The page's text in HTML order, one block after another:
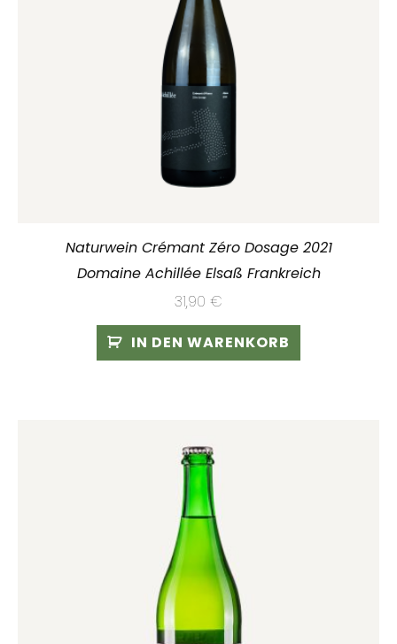
Naturwein Crémant Zéro Dosage 2021
Domaine Achillée Elsaß Frankreich
31,90 €
IN DEN WARENKORB